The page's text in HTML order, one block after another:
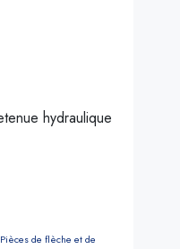
Pièces de flèche et de